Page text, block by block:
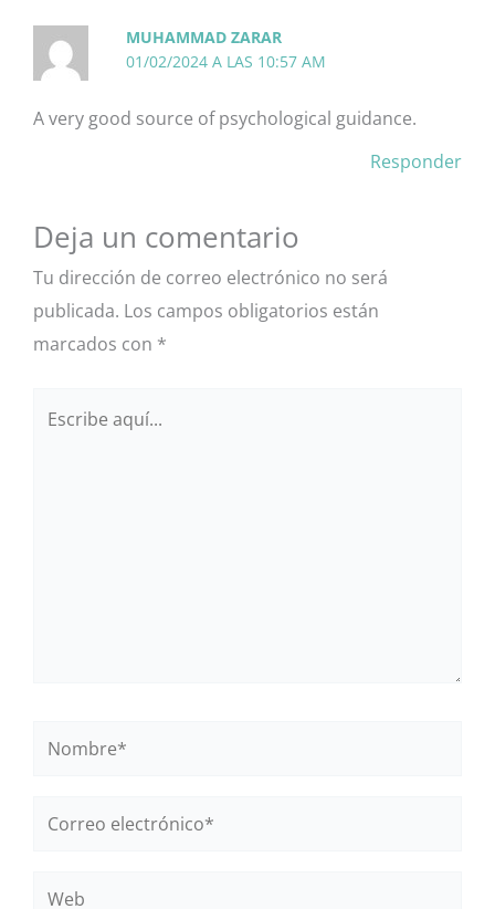
MUHAMMAD ZARAR
01/02/2024 A LAS 10:57 AM
A very good source of psychological guidance.
Responder
Deja un comentario
Tu dirección de correo electrónico no será
publicada. Los campos obligatorios están
marcados con *
Nombre*
Correo
Web